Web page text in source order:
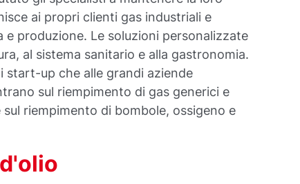
ai propri clienti gas industriali e
e produzione. Le soluzioni personalizzate
al sistema sanitario e alla gastronomia.
start-up che alle grandi aziende
sul riempimento di gas generici e
riempimento di bombole, ossigeno e